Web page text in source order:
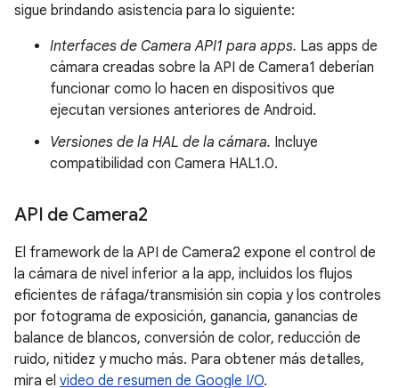
sigue brindando asistencia para lo siguiente:
Interfaces de Camera API1 para apps. Las apps de
cámara creadas sobre la API de Camera1 deberían
funcionar como lo hacen en dispositivos que
ejecutan versiones anteriores de Android.
Versiones de la HAL de la cámara. Incluye
compatibilidad con Camera HAL1.0.
API de Camera2
El framework de la API de Camera2 expone el control de
la cámara de nivel inferior a la app, incluidos los flujos
eficientes de ráfaga/transmisión sin copia y los controles
por fotograma de exposición, ganancia, ganancias de
balance de blancos, conversión de color, reducción de
ruido, nitidez y mucho más. Para obtener más detalles,
mira el video de resumen de Google I/O.